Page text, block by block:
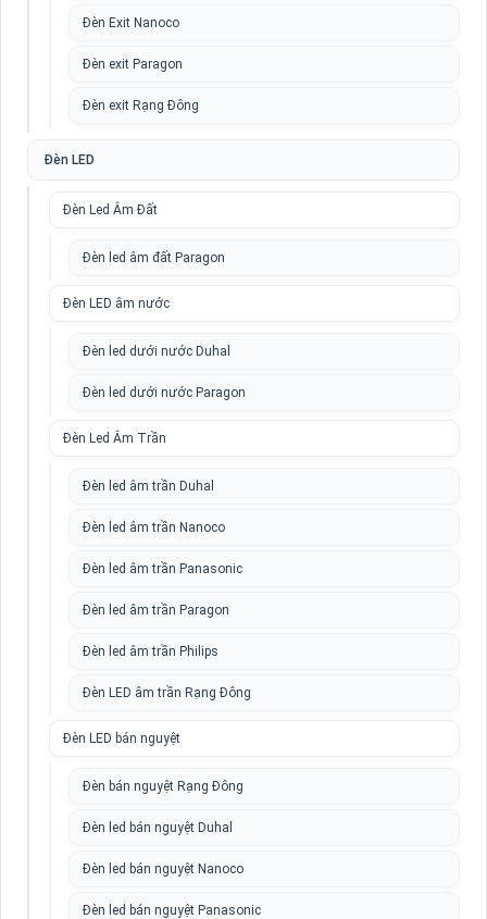
Đèn Exit Nanoco
Đèn exit Paragon
Đèn exit Rạng Đông
Đèn LED
Đèn Led Âm Đất
Đèn led âm đất Paragon
Đèn LED âm nước
Đèn led dưới nước Duhal
Đèn led dưới nước Paragon
Đèn Led Âm Trần
Đèn led âm trần Duhal
Đèn led âm trần Nanoco
Đèn led âm trần Panasonic
Đèn led âm trần Paragon
Đèn led âm trần Philips
Đèn LED âm trần Rạng Đông
Đèn LED bán nguyệt
Đèn bán nguyệt Rạng Đông
Đèn led bán nguyệt Duhal
Đèn led bán nguyệt Nanoco
Đèn led bán nguyệt Panasonic